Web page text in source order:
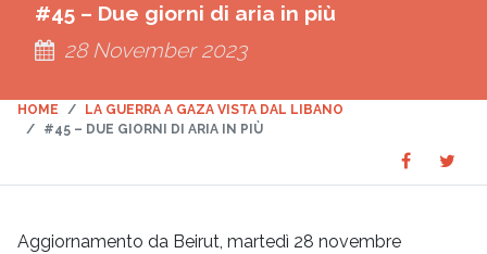
#45 – Due giorni di aria in più
28 November 2023
HOME
LA GUERRA A GAZA VISTA DAL LIBANO
#45 – DUE GIORNI DI ARIA IN PIÙ
Share
on
on
Aggiornamento da Beirut, martedì 28 novembre